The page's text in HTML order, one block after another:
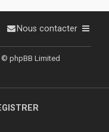
Nous contacter
phpBB Limited